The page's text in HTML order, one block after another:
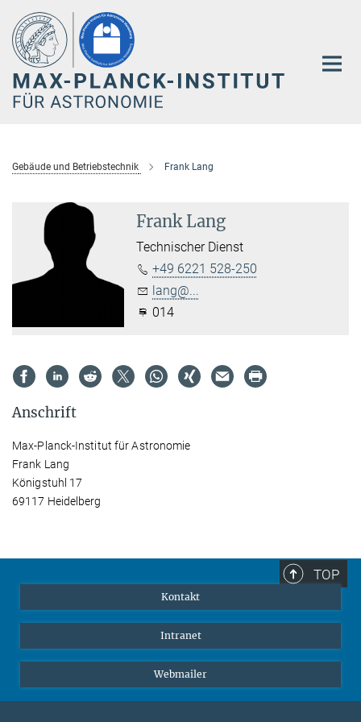
Hauptinhalt
Gebäude und Betriebstechnik Frank Lang
Frank Lang
Technischer Dienst
+49 6221 528-250
lang@...
014
Anschrift
Max-Planck-Institut für Astronomie
Frank Lang
Königstuhl 17
69117 Heidelberg
TOP
Kontakt
Intranet
Webmailer